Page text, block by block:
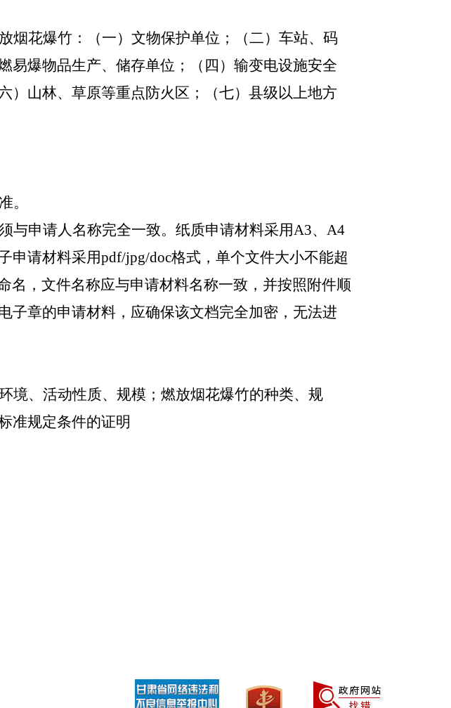
花爆竹：（一）文物保护单位；（二）车站、码
易爆物品生产、储存单位；（四）输变电设施安全
）山林、草原等重点防火区；（七）县级以上地方
。
与申请人名称完全一致。纸质申请材料采用A3、A4
请材料采用pdf/jpg/doc格式，单个文件大小不能超
名，文件名称应与申请材料名称一致，并按照附件顺
子章的申请材料，应确保该文档完全加密，无法进
境、活动性质、规模；燃放烟花爆竹的种类、规
准规定条件的证明